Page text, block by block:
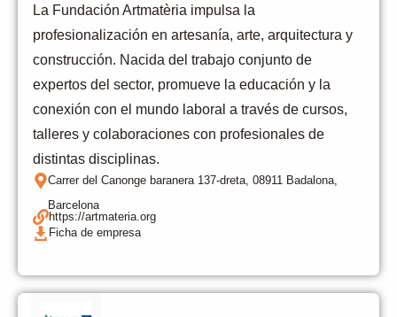
La Fundación Artmatèria impulsa la
profesionalización en artesanía, arte, arquitectura y
construcción. Nacida del trabajo conjunto de
expertos del sector, promueve la educación y la
conexión con el mundo laboral a través de cursos,
talleres y colaboraciones con profesionales de
distintas disciplinas.
Carrer del Canonge baranera 137-dreta, 08911 Badalona,
Barcelona
https://artmateria.org
Ficha de empresa